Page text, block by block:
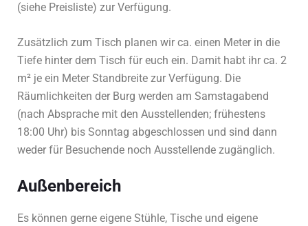
(siehe Preisliste) zur Verfügung.
Zusätzlich zum Tisch planen wir ca. einen Meter in die
Tiefe hinter dem Tisch für euch ein. Damit habt ihr ca. 2
m² je ein Meter Standbreite zur Verfügung. Die
Räumlichkeiten der Burg werden am Samstagabend
(nach Absprache mit den Ausstellenden; frühestens
18:00 Uhr) bis Sonntag abgeschlossen und sind dann
weder für Besuchende noch Ausstellende zugänglich.
Außenbereich
Es können gerne eigene Stühle, Tische und eigene